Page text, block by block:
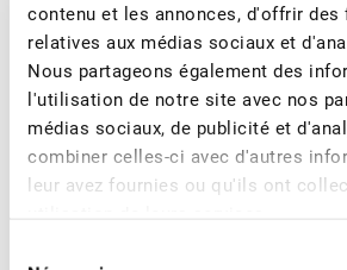
contenu et les annonces, d'offrir
relatives aux médias sociaux et
Nous partageons également des
l'utilisation de notre site avec nos
médias sociaux, de publicité et
combiner celles-ci avec d'autres
leur avez fournies ou qu'ils ont
21.10.2022 Magazine des membres
Fruits suisses 5/2022 :
Le premier champion suisse en
s’appelle Pascal Rohrer.